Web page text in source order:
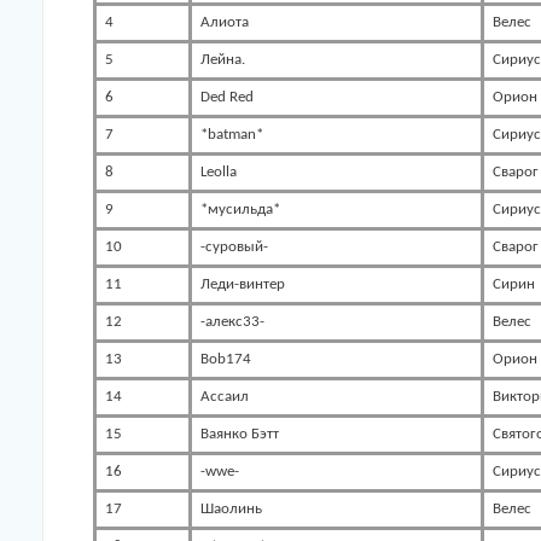
4 Алиота Велес
5 Лейна. Сириус
6 Ded Red Орион
7 *batman* Сириус
8 Leolla Сварог
9 *мусильда* Сириус
10 -суровый- Сварог
11 Леди-винтер Сирин
12 -алекс33- Велес
13 Bob174 Орион
14 Ассаил
15 Ваянко Бэтт
16 -wwe- Сириус
17 Шаолинь Велес